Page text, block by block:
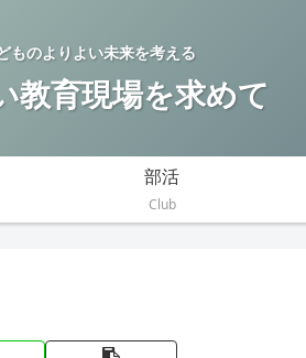
ものよりよい未来を考える
教育現場を求めて
部活
Club